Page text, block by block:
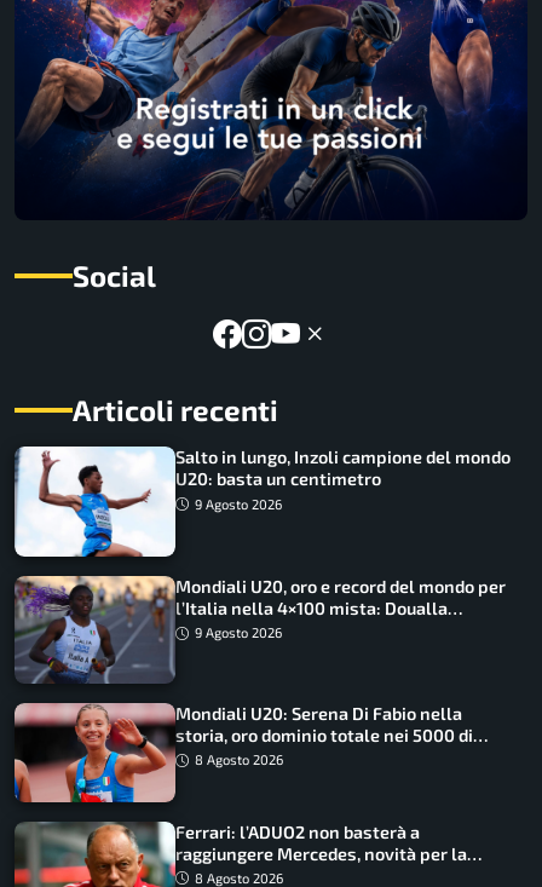
Social
Articoli recenti
Salto in lungo, Inzoli campione del mondo
U20: basta un centimetro
9 Agosto 2026
Mondiali U20, oro e record del mondo per
l’Italia nella 4×100 mista: Doualla
straordinaria
9 Agosto 2026
Mondiali U20: Serena Di Fabio nella
storia, oro dominio totale nei 5000 di
marcia
8 Agosto 2026
Ferrari: l’ADUO2 non basterà a
raggiungere Mercedes, novità per la
Macarena
8 Agosto 2026